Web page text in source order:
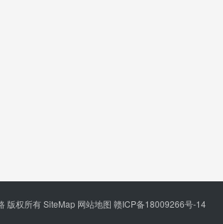
版权所有SiteMap 网站地图 赣ICP备18009266号-14